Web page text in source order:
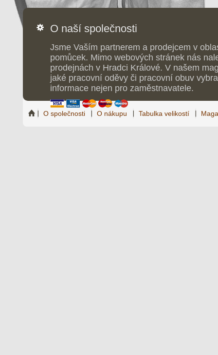
O naší společnosti
Jsme Vaším partnerem a prodejcem v
pomůcek. Mimo webových stránek nás
prodejnách v Hradci Králové. V našem
jaké pracovní oděvy či pracovní obuv
informace nejen pro zaměstnavatele.
O společnosti O nákupu Tabulka velikostí